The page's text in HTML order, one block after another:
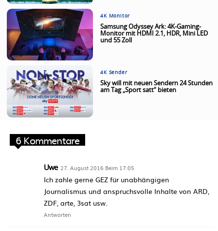
4K Monitor
Samsung Odyssey Ark: 4K-Gaming-
Monitor mit HDMI 2.1, HDR, Mini LED
und 55 Zoll
4K Sender
Sky will mit neuen Sendern 24 Stunden
am Tag „Sport satt“ bieten
6 Kommentare
Uwe 27. August 2016 Beim 17:05
Ich zahle gerne GEZ für unabhängigen
Journalismus und anspruchsvolle Inhalte von ARD,
ZDF, arte, 3sat usw.
Antworten